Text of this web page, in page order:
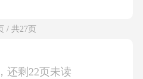
/ 共27页
还剩22页未读